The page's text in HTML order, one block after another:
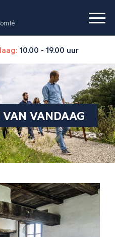
10.00 - 19.00 uur
VANDAAG